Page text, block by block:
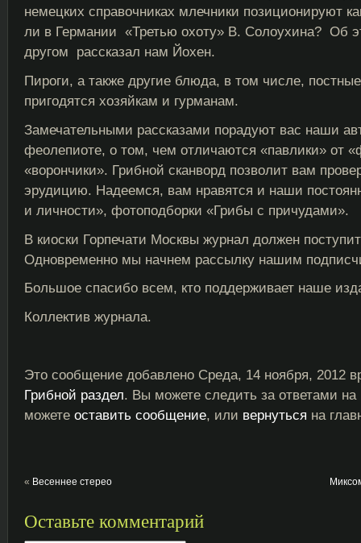
немецких справочниках млечники позиционируют
ли в Германии «Третью охоту» В. Солоухина? Об
другом рассказал нам Йохен.
Пироги, а также другие блюда, в том числе,
пригодятся хозяйкам и гурманам.
Замечательными рассказами порадуют вас наши
феолепиоте, о том, чем отличаются «павлики» от
«ворончики». Грибной сканворд позволит вам
эрудицию. Надеемся, вам нравятся и наши
и личности», фотоподборки «Грибы с причудами».
В киоски Горпечати Москвы журнал должен
Одновременно мы начнем рассылку нашим
Большое спасибо всем, кто поддерживает наше
Коллектив журнала.
Это сообщение добавлено Среда, 14 ноября, 2012
Грибной раздел. Вы можете следить за ответами на
можете оставить сообщение, или вернуться на
« Весеннее стерео
Оставьте комментарий